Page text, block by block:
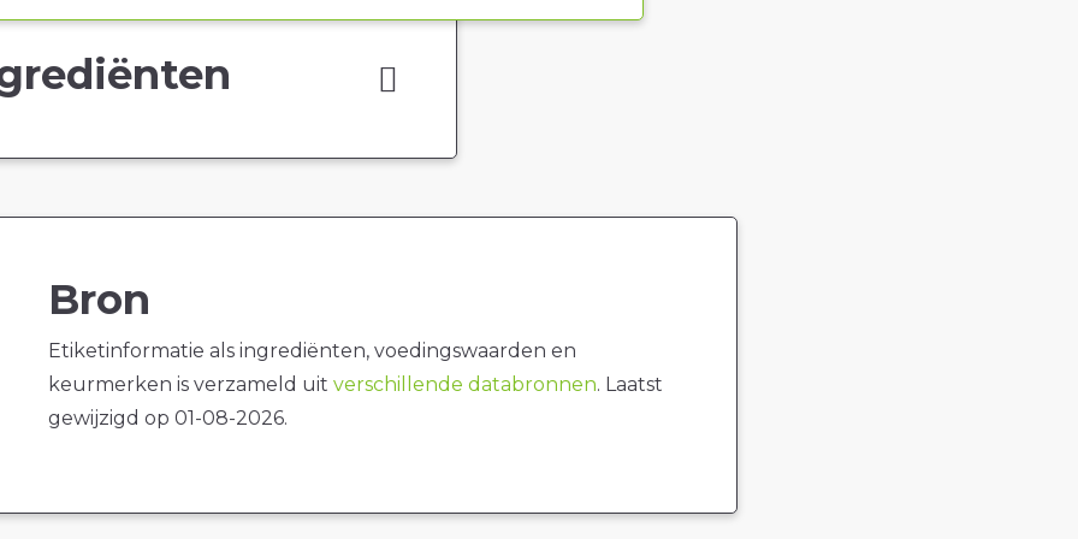
Bron
Etiketinformatie als ingrediënten, voedingswaarden en
keurmerken is verzameld uit verschillende databronnen. Laatst
gewijzigd op 01-08-2026.